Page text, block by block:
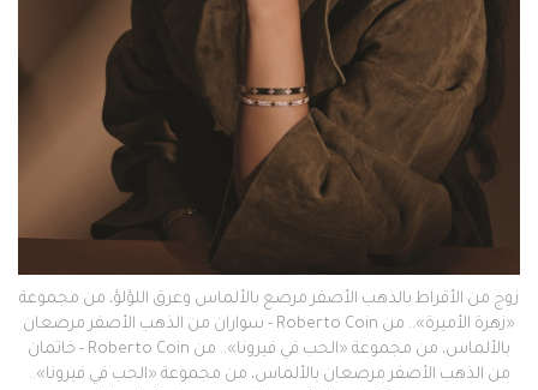
زوج من الأقراط بالذهب الأصفر مرصع بالألماس وعرق اللؤلؤ، من مجموعة
«زهرة الأميرة».. من Roberto Coin - سواران من الذهب الأصفر مرصعان
بالألماس، من مجموعة «الحب في فيرونا».. من Roberto Coin - خاتمان
من الذهب الأصفر مرصعان بالألماس، من مجموعة «الحب في فيرونا»..